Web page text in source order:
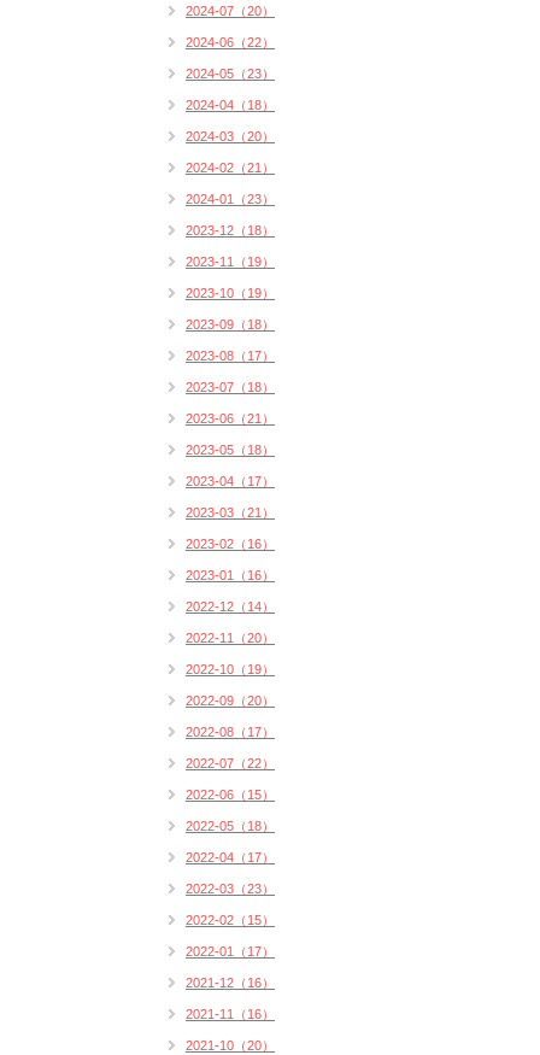
2024-07（20）
2024-06（22）
2024-05（23）
2024-04（18）
2024-03（20）
2024-02（21）
2024-01（23）
2023-12（18）
2023-11（19）
2023-10（19）
2023-09（18）
2023-08（17）
2023-07（18）
2023-06（21）
2023-05（18）
2023-04（17）
2023-03（21）
2023-02（16）
2023-01（16）
2022-12（14）
2022-11（20）
2022-10（19）
2022-09（20）
2022-08（17）
2022-07（22）
2022-06（15）
2022-05（18）
2022-04（17）
2022-03（23）
2022-02（15）
2022-01（17）
2021-12（16）
2021-11（16）
2021-10（20）